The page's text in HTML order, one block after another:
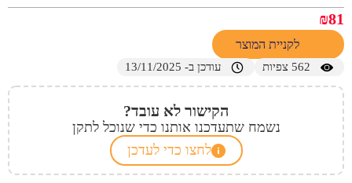
₪81
לקניית המוצר
562 צפיות עודכן ב- 13/11/2025
הקישור לא עובד?
נשמח שתעדכנו אותנו כדי שנוכל לתקן
לחצו כדי לעדכן